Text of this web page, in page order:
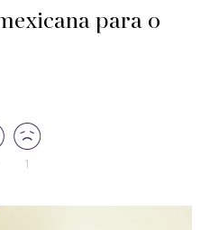
para o
1